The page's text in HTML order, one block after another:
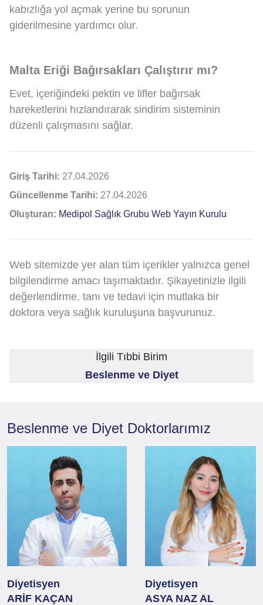
kabızlığa yol açmak yerine bu sorunun
giderilmesine yardımcı olur.
Malta Eriği Bağırsakları Çalıştırır mı?
Evet, içeriğindeki pektin ve lifler bağırsak
hareketlerini hızlandırarak sindirim sisteminin
düzenli çalışmasını sağlar.
Giriş Tarihi: 27.04.2026
Güncellenme Tarihi: 27.04.2026
Oluşturan: Medipol Sağlık Grubu Web Yayın Kurulu
Web sitemizde yer alan tüm içerikler yalnızca genel
bilgilendirme amacı taşımaktadır. Şikayetinizle ilgili
değerlendirme, tanı ve tedavi için mutlaka bir
doktora veya sağlık kuruluşuna başvurunuz.
İlgili Tıbbi Birim
Beslenme ve Diyet
Beslenme ve Diyet Doktorlarımız
Diyetisyen
ARİF KAÇAN
Diyetisyen
ASYA NAZ AL